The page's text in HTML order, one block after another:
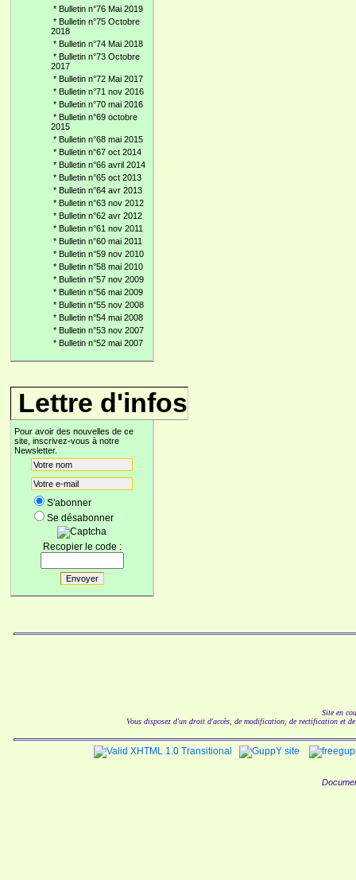
* Bulletin n°76 Mai 2019
* Bulletin n°75 Octobre
2018
* Bulletin n°74 Mai 2018
* Bulletin n°73 Octobre
2017
* Bulletin n°72 Mai 2017
* Bulletin n°71 nov 2016
* Bulletin n°70 mai 2016
* Bulletin n°69 octobre
2015
* Bulletin n°68 mai 2015
* Bulletin n°67 oct 2014
* Bulletin n°66 avril 2014
* Bulletin n°65 oct 2013
* Bulletin n°64 avr 2013
* Bulletin n°63 nov 2012
* Bulletin n°62 avr 2012
* Bulletin n°61 nov 2011
* Bulletin n°60 mai 2011
* Bulletin n°59 nov 2010
* Bulletin n°58 mai 2010
* Bulletin n°57 nov 2009
* Bulletin n°56 mai 2009
* Bulletin n°55 nov 2008
* Bulletin n°54 mai 2008
* Bulletin n°53 nov 2007
* Bulletin n°52 mai 2007
Lettre d'infos
Pour avoir des nouvelles de ce
site, inscrivez-vous à notre
Newsletter.
S'abonner
Se désabonner
Recopier le code :
Site en
Vous disposez d'un droit d'accès, de modification, de rectification et